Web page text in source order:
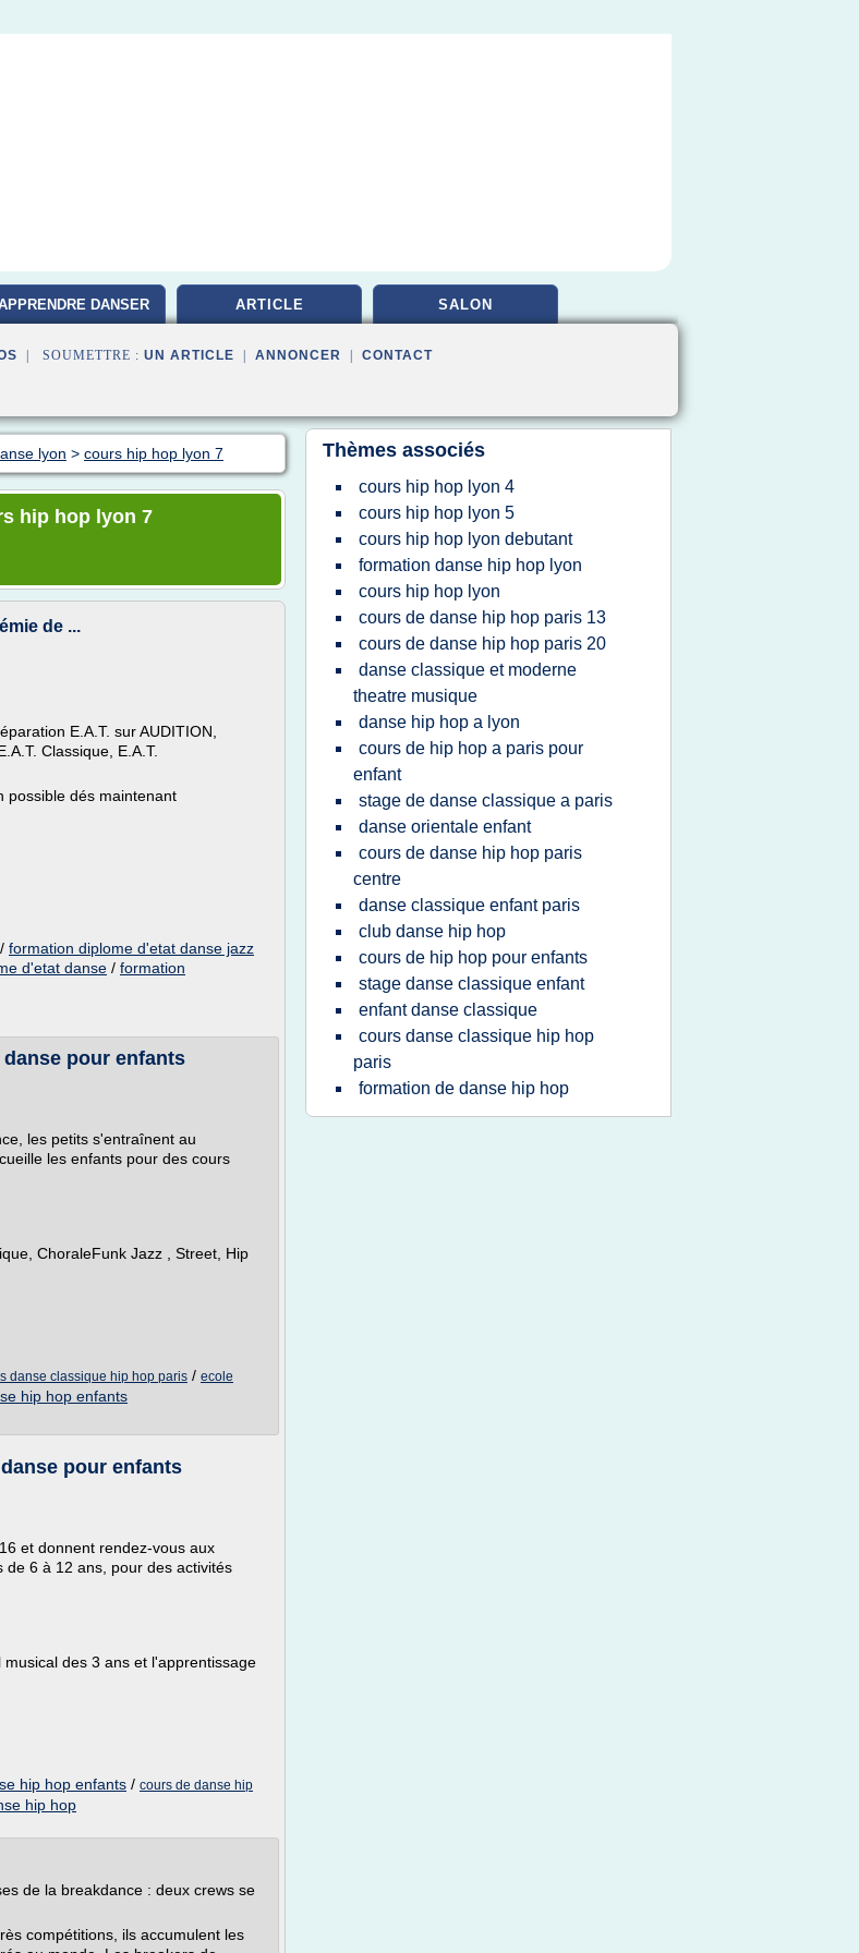
DANSER ARTICLE SALON
| SOUMETTRE : UN ARTICLE ANNONCER CONTACT
lyon > cours hip hop lyon 7
hip hop lyon 7
de ...
E.A.T. sur AUDITION,
Classique, E.A.T.
dés maintenant
/ formation diplome d'etat danse jazz
d'etat danse / formation
pour enfants
les petits s'entraînent au
les enfants pour des cours
ChoraleFunk Jazz , Street, Hip
danse classique hip hop paris / ecole
hip hop enfants
pour enfants
et donnent rendez-vous aux
6 à 12 ans, pour des activités
des 3 ans et l'apprentissage
hip hop enfants / cours de danse hip
hip hop
de la breakdance : deux crews se
compétitions, ils accumulent les
Thèmes associés
cours hip hop lyon 4
cours hip hop lyon 5
cours hip hop lyon debutant
formation danse hip hop lyon
cours hip hop lyon
cours de danse hip hop paris 13
cours de danse hip hop paris 20
danse classique et moderne
theatre musique
danse hip hop a lyon
cours de hip hop a paris pour
enfant
stage de danse classique a paris
danse orientale enfant
cours de danse hip hop paris
centre
danse classique enfant paris
club danse hip hop
cours de hip hop pour enfants
stage danse classique enfant
enfant danse classique
cours danse classique hip hop
paris
formation de danse hip hop